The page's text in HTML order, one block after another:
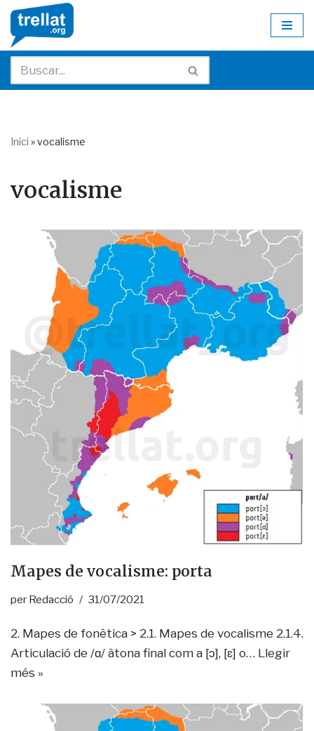
Skip
to
content
Inici »vocalisme
vocalisme
Mapes de vocalisme: porta
per Redacció 31/07/2021
2. Mapes de fonètica > 2.1. Mapes de vocalisme 2.1.4.
Articulació de /ɑ/ àtona final com a [ɔ], [ɛ] o… Llegir
més »